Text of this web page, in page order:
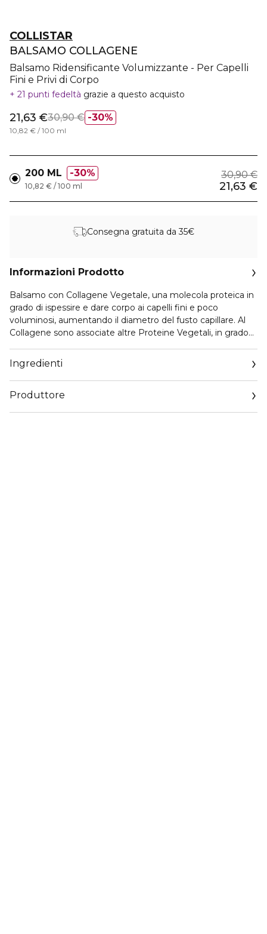
COLLISTAR
BALSAMO COLLAGENE
Balsamo Ridensificante Volumizzante - Per Capelli
Fini e Privi di Corpo
21 punti fedeltà grazie a questo acquisto
30%
21,63 €30,90 €
10,82 € / 100 ml
200 ML 30% 30,90 €
21,63 €
10,82 € / 100 ml
Consegna gratuita da 35€
Informazioni Prodotto
Balsamo con Collagene Vegetale, una molecola proteica in
grado di ispessire e dare corpo ai capelli fini e poco
voluminosi, aumentando il diametro del fusto capillare. Al
Collagene sono associate altre Proteine Vegetali, in grado
di idratare e proteggere dall’ossidazione.
Risultati: Districa i capelli donandogli corpo e spessore e
rendendoli più voluminosi, senza appesantirli.
Ingredienti
Produttore